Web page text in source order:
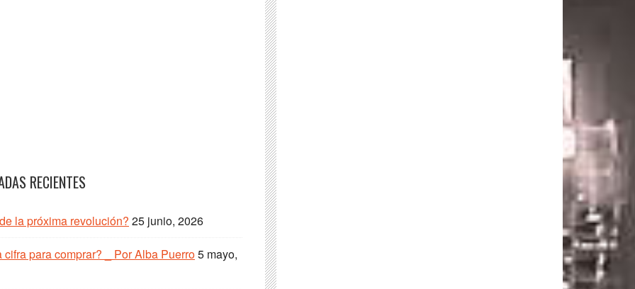
RECIENTES
la próxima revolución? 25 junio, 2026
para comprar? _ Por Alba Puerro5 mayo,